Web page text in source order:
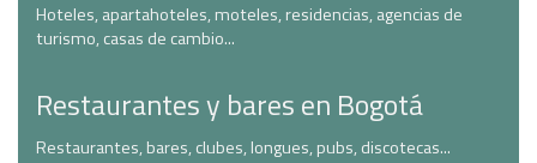
Hoteles, apartahoteles, moteles, residencias, agencias de
turismo, casas de cambio...
Restaurantes y bares en Bogotá
Restaurantes, bares, clubes, longues, pubs, discotecas...